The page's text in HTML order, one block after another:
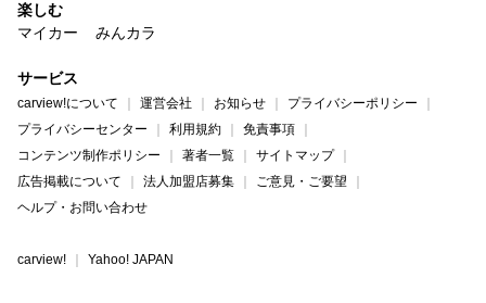
楽しむ
マイカー
みんカラ
サービス
carview!について 運営会社 お知らせ
プライバシーポリシー
プライバシーセンター
利用規約
免責事項
コンテンツ制作ポリシー
著者一覧
サイトマップ
広告掲載について
法人加盟店募集
ご意見・ご要望
ヘルプ・お問い合わせ
carview! Yahoo! JAPAN